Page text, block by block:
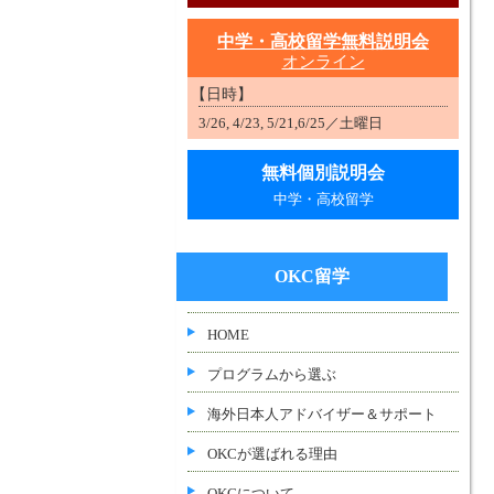
中学・高校留学無料説明会
オンライン
【日時】
3/26, 4/23, 5/21,6/25／土曜日
無料個別説明会
中学・高校留学
OKC留学
HOME
プログラムから選ぶ
海外日本人アドバイザー＆サポート
OKCが選ばれる理由